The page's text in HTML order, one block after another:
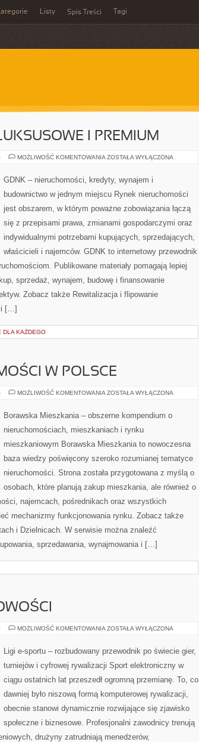
Listy Spis Treści Tagi
I PREMIUM
MOŻLIWOŚĆ KOMENTOWANIA NIERUCHOMOŚCI
PREMIUM
ZOSTAŁA WYŁĄCZONA
GDNK – nieruchomości, kredyty, wynajem i
budownictwo w jednym miejscu Rynek nieruchomości
jest obszarem, w którym poważne zobowiązania łączą
się z przepisami prawa, zmianami gospodarczymi oraz
indywidualnymi potrzebami kupujących, sprzedających,
właścicieli i najemców. GDNK to internetowy przewodnik
Publikowane materiały pomagają lepiej
sprzedaż, wynajem, budowę i finansowanie
Zobacz także Rewitalizacja i flipowanie
[…]
DLA KAŻDEGO
W POLSCE
MOŻLIWOŚĆ KOMENTOWANIA RYNEK
POLSCE
ZOSTAŁA WYŁĄCZONA
Borawska Mieszkania – obszerne kompendium o
nieruchomościach, mieszkaniach i rynku
mieszkaniowym Borawska Mieszkania to nowoczesna
baza wiedzy poświęcony szeroko rozumianej tematyce
nieruchomości. Strona została przygotowana z myślą o
osobach, które planują zakup mieszkania, ale również o
najemcach, pośrednikach oraz wszystkich
mechanizmy funkcjonowania rynku. Zobacz także
i Dzielnicach. W serwisie można znaleźć
sprzedawania, wynajmowania i […]
MOŻLIWOŚĆ KOMENTOWANIA AKTUALNOŚCI
ZOSTAŁA WYŁĄCZONA
Ligi e-sportu – rozbudowany przewodnik po świecie gier,
turniejów i cyfrowej rywalizacji Sport elektroniczny w
ciągu ostatnich lat przeszedł ogromną przemianę. To, co
dawniej było niszową formą komputerowej rywalizacji,
obecnie stanowi dynamicznie rozwijające się zjawisko
społeczne i biznesowe. Profesjonalni zawodnicy trenują
drużyny zatrudniają menedżerów,